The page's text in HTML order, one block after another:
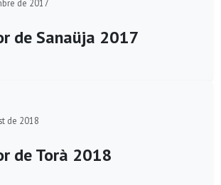
de 2017
de Sanaüja 2017
de 2018
de Torà 2018